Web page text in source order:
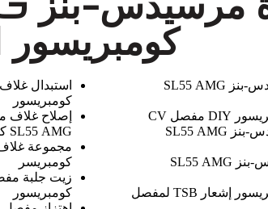
كومبريسور
إصلاح مفصل CV لسيارة مرسيدس-بنز SL55 AMG
خدمة مفصل CV لسيارة مرسيدس-بنز SL55 AMG
قطع مفصل CV لسيارة مرسيدس-بنز SL55 AMG
مرسيدس-بنز SL55 AMG كومبريسور إشعار TSB لمفصل
كومبريسور
إصلاح غلاف
SL55 AMG كومبريسور
كومبريسر
كومبريسور